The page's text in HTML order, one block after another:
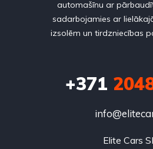
automašīnu ar
sadarbojamies ar
izsolēm un tirdzniecības
+371
Elite Cars